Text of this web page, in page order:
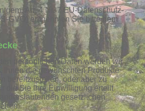
gem. Art. 4 Nr. 7 EU-Datenschutz-
GVO) entnehmen Sie bitte dem
persönlichen Daten werden wir
Ihnen die gewünschten Produkte
bereitzustellen, oder aber zu
die Sie Ihre Einwilligung erteilt
gesetzlichen